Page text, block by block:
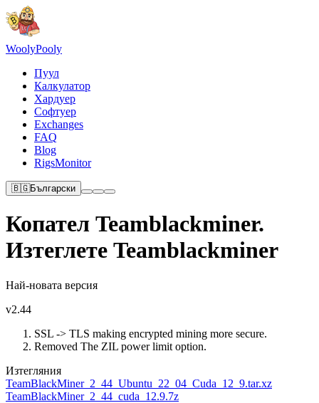
WoolyPooly
Пуул
Калкулатор
Хардуер
Софтуер
Exchanges
FAQ
Blog
RigsMonitor
🇧🇬Български
Копател Teamblackminer.
Изтеглете Teamblackminer
Най-новата версия
v2.44
SSL -> TLS making encrypted mining more secure.
Removed The ZIL power limit option.
Изтегляния
TeamBlackMiner_2_44_Ubuntu_22_04_Cuda_12_9.tar.xz
TeamBlackMiner_2_44_cuda_12.9.7z